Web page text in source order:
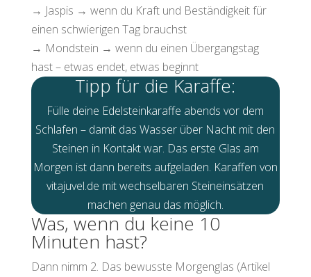
→ Jaspis → wenn du Kraft und Beständigkeit für
einen schwierigen Tag brauchst
→ Mondstein → wenn du einen Übergangstag
hast – etwas endet, etwas beginnt
Tipp für die Karaffe:
Fülle deine Edelsteinkaraffe abends vor dem
Schlafen – damit das Wasser über Nacht mit den
Steinen in Kontakt war. Das erste Glas am
Morgen ist dann bereits aufgeladen. Karaffen von
vitajuvel.de mit wechselbaren Steineinsätzen
machen genau das möglich.
Was, wenn du keine 10
Minuten hast?
Dann nimm 2. Das bewusste Morgenglas (Artikel